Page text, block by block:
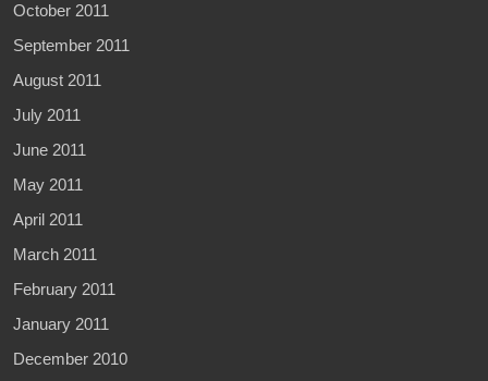
October 2011
September 2011
August 2011
July 2011
June 2011
May 2011
April 2011
March 2011
February 2011
January 2011
December 2010